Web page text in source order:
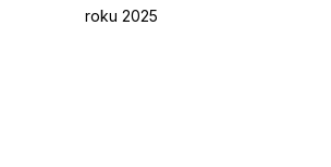
roku 2025